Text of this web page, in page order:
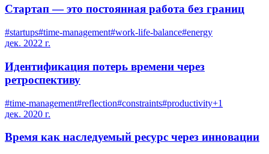
Стартап — это постоянная работа без границ
#startups#time-management#work-life-balance#energy
дек. 2022 г.
Идентификация потерь времени через
ретроспективу
#time-management#reflection#constraints#productivity+1
дек. 2020 г.
Время как наследуемый ресурс через инновации